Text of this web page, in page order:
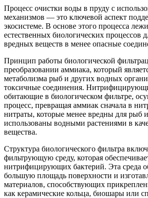
Процесс очистки воды в пруду с
механизмов — это ключевой аспект
экосистеме. В основе этого процесса
естественных биологических процессов
вредных веществ в менее опасные
Принцип работы биологической
преобразовании аммиака, который
метаболизма рыб и других водных
токсичные соединения.
обитающие в биологическом фильтре,
процесс, превращая аммиак сначала в
нитраты, которые менее вредны для рыб
использованы водными растениями в
вещества.
Структура биологического фильтра
фильтрующую среду, которая
нитрифицирующих бактерий. Эта среда
большую площадь поверхности и
материалов, способствующих
как керамические кольца, биошары или